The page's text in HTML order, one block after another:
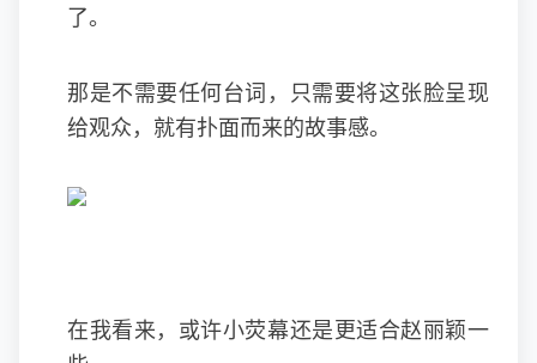
了。
那是不需要任何台词，只需要将这张脸呈现
给观众，就有扑面而来的故事感。
在我看来，或许小荧幕还是更适合赵丽颖一